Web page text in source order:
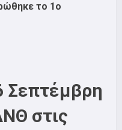
το 1ο
Σεπτέμβρη
στις